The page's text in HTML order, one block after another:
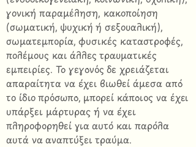
γονική παραμέληση, κακοποίηση
(σωματική, ψυχική ή σεξουαλική),
σωματεμπορία, φυσικές καταστροφές,
πολέμους και άλλες τραυματικές
εμπειρίες. Το γεγονός δε χρειάζεται
απαραίτητα να έχει βιωθεί άμεσα από
το ίδιο πρόσωπο, μπορεί κάποιος να έχει
υπάρξει μάρτυρας ή να έχει
πληροφορηθεί για αυτό και παρόλα
αυτά να αναπτύξει τραύμα.